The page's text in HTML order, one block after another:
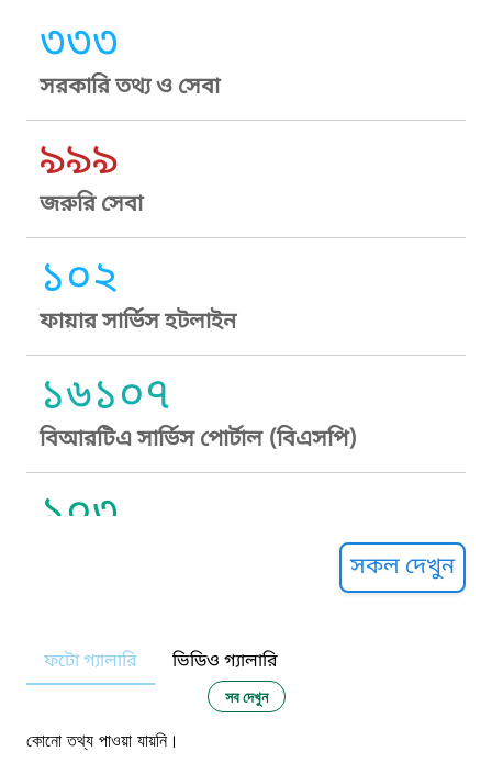
৩৩৩
সরকারি তথ্য ও সেবা
৯৯৯
জরুরি সেবা
১০২
ফায়ার সার্ভিস হটলাইন
১৬১০৭
বিআরটিএ সার্ভিস পোর্টাল (বিএসপি)
১০৩
নারী ও শিশু নির্যাতন প্রতিরোধ
১০৬
সকল দেখুন
ফটো গ্যালারি ভিডিও গ্যালারি
সব দেখুন
কোনো তথ্য পাওয়া যায়নি।